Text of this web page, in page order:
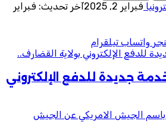
فبراير 2, 2025
آخر تحديث: فبراير
واتساب تيلقرام
للدفع الإلكتروني بولاية القضارف..
جديدة للدفع الإلكتروني
الجيش الامريكي عن الجيش